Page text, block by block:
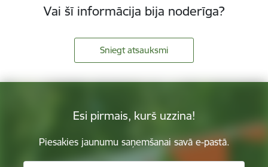
Vai šī informācija bija noderīga?
Sniegt atsauksmi
Esi pirmais, kurš uzzina!
Piesakies jaunumu saņemšanai savā e-pastā.